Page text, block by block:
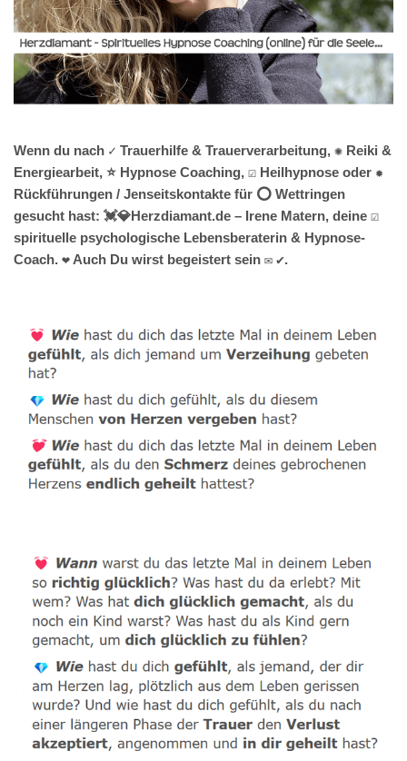
Wenn du nach ✓ Trauerhilfe & Trauerverarbeitung, ✺ Reiki &
Energiearbeit, ⭐ Hypnose Coaching, ☑️ Heilhypnose oder ✹
Rückführungen / Jenseitskontakte für ⭕ Wettringen
gesucht hast: 💓️💎Herzdiamant.de – Irene Matern, deine ☑️
spirituelle psychologische Lebensberaterin & Hypnose-
Coach. ❤ Auch Du wirst begeistert sein ✉ ✔.